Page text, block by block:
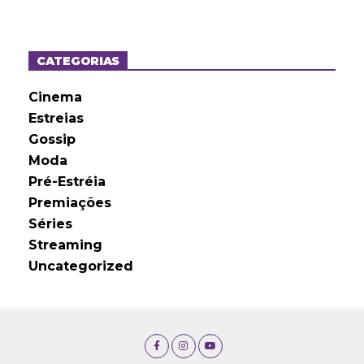
o
sCATEGORIAS
Cinema
Estreias
Gossip
Moda
Pré-Estréia
Premiações
Séries
Streaming
Uncategorized